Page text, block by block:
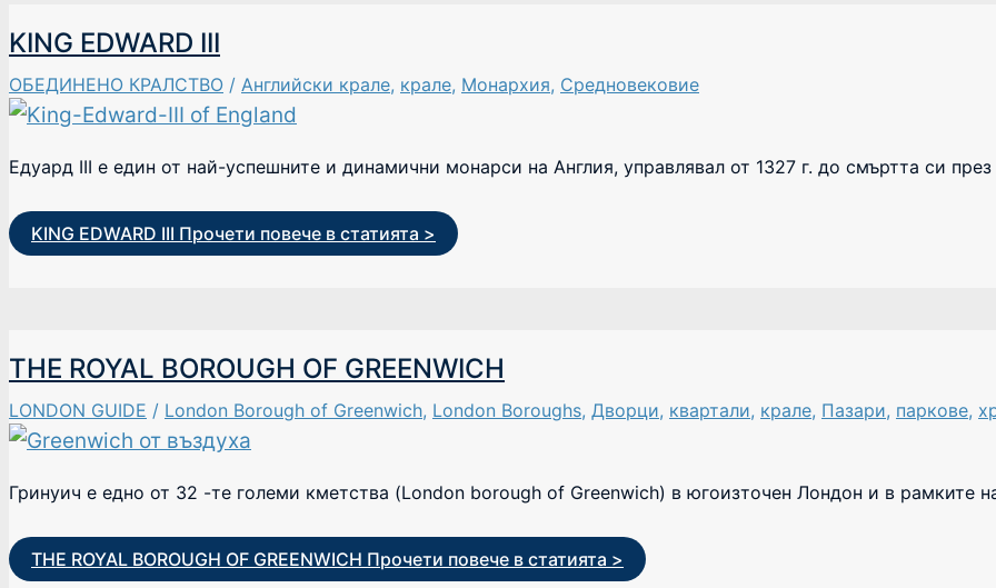
KING EDWARD III
ОБЕДИНЕНО КРАЛСТВО / Английски крале, крале, Монархия, Средновековие
Едуард III е един от най-успешните и динамични монарси на Англия, управлявал от 1327 г. до смъртта си през
KING EDWARD III Прочети повече в статията >
THE ROYAL BOROUGH OF GREENWICH
LONDON GUIDE / London Borough of Greenwich, London Boroughs, Дворци, квартали, крале, Пазари, паркове,
Гринуич е едно от 32 -те големи кметства (London borough of Greenwich) в югоизточен Лондон и в рамките
THE ROYAL BOROUGH OF GREENWICH Прочети повече в статията >